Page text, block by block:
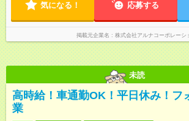
気になる！ 応募する
掲載元企業名 株式会社アルナコーポレーシ
未読
高時給！車通勤OK！平日休み！フ
業